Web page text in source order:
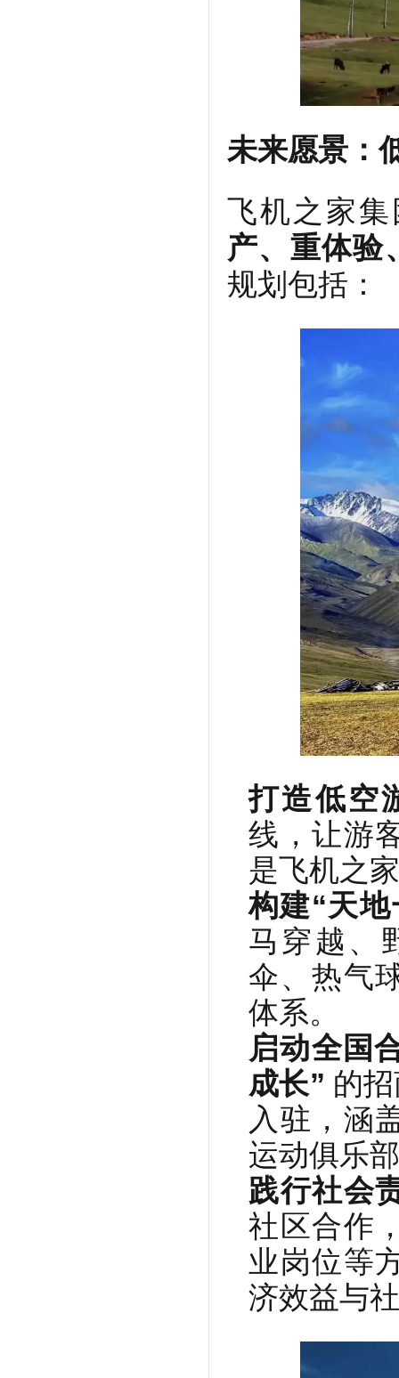
未来愿景：
飞机之家
产、重体验
规划包括：
打造低空
线，让游
是飞机之
构建“天
马穿越、
伞、热气
体系。
启动全国
成长” 的
入驻，涵
运动俱乐
践行社会
社区合作
业岗位等
济效益与